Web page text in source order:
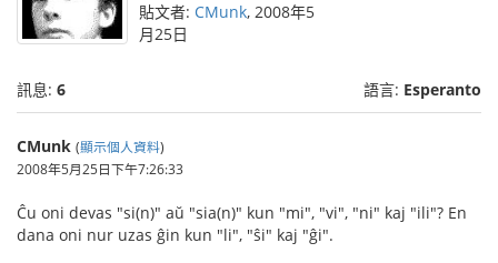
貼文者: CMunk, 2008年5
月25日
訊息: 6 語言: Esperanto
CMunk (顯示個人資料)
2008年5月25日下午7:26:33
Ĉu oni devas "si(n)" aŭ "sia(n)" kun "mi", "vi", "ni" kaj "ili"? En
dana oni nur uzas ĝin kun "li", "ŝi" kaj "ĝi".